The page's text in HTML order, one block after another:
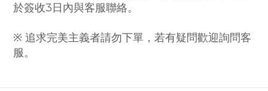
於簽收3日內與客服聯絡。
※ 追求完美主義者請勿下單，若有疑問歡迎詢問客
服。